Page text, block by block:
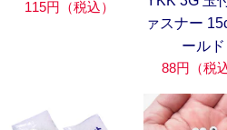
115円（税込）
ァスナー
ールド
88円（税